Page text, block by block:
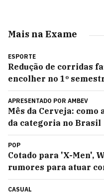
Mais na Exame
ESPORTE
Redução de corridas
encolher no 1º
APRESENTADO POR AMBEV
Mês da Cerveja: como
da categoria no Brasil
POP
Cotado para 'X-Men',
rumores para atuar
CASUAL